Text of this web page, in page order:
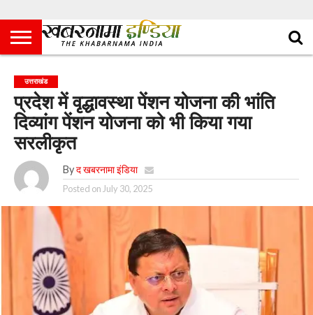
उत्तराखंड
प्रदेश में वृद्धावस्था पेंशन योजना की भांति
दिव्यांग पेंशन योजना को भी किया गया
सरलीकृत
By द खबरनामा इंडिया
Posted on July 30, 2025